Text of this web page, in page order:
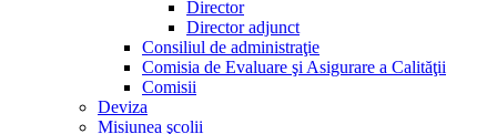
Director
Director adjunct
Consiliul de administraţie
Comisia de Evaluare şi Asigurare a Calităţii
Comisii
Deviza
Misiunea şcolii